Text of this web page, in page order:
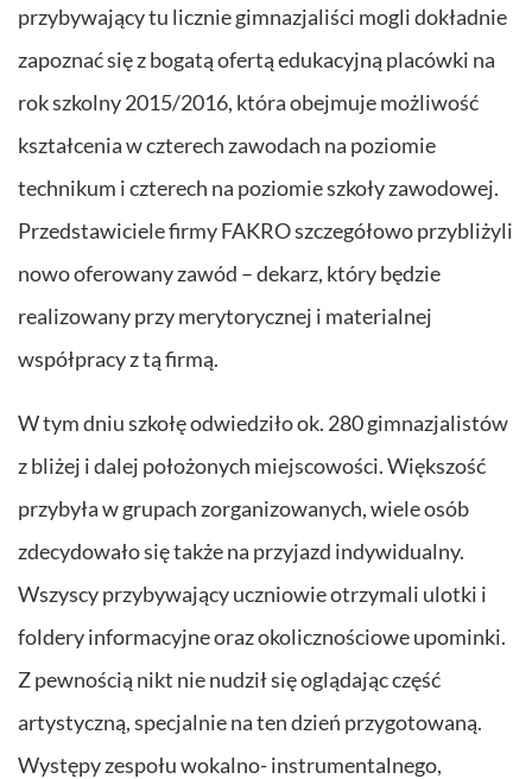
przybywający tu licznie gimnazjaliści mogli dokładnie
zapoznać się z bogatą ofertą edukacyjną placówki na
rok szkolny 2015/2016, która obejmuje możliwość
kształcenia w czterech zawodach na poziomie
technikum i czterech na poziomie szkoły zawodowej.
Przedstawiciele firmy FAKRO szczegółowo przybliżyli
nowo oferowany zawód – dekarz, który będzie
realizowany przy merytorycznej i materialnej
współpracy z tą firmą.
W tym dniu szkołę odwiedziło ok. 280 gimnazjalistów
z bliżej i dalej położonych miejscowości. Większość
przybyła w grupach zorganizowanych, wiele osób
zdecydowało się także na przyjazd indywidualny.
Wszyscy przybywający uczniowie otrzymali ulotki i
foldery informacyjne oraz okolicznościowe upominki.
Z pewnością nikt nie nudził się oglądając część
artystyczną, specjalnie na ten dzień przygotowaną.
Występy zespołu wokalno- instrumentalnego,